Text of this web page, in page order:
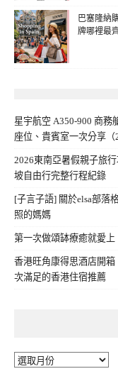
巴塞隆納
牌哪裡最
星宇航空 A350-900 商務
座位、貴賓室一次分享（
2026東南亞暑假親子旅
坡自由行完整行程紀錄
[子言子語] 關於elsa部落
照的媽媽
第一次做頌缽療癒就愛
香港旺角康得思酒店開
次滿足的香港住宿推薦
彙